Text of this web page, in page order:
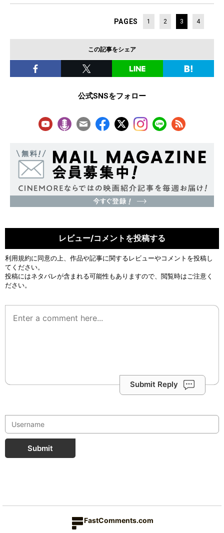
PAGES 1 2 3 4
この記事をシェア
公式SNSをフォロー
レビュー/コメントを投稿する
利用規約に同意の上、作品や記事に関するレビューやコメントを投稿し
てください。
投稿にはネタバレが含まれる可能性もありますので、閲覧時はご注意く
ださい。
Submit Reply
Submit
FastComments.com